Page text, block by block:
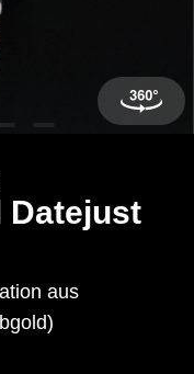
Datejust
aus